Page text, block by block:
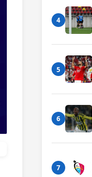
4
5
6
7